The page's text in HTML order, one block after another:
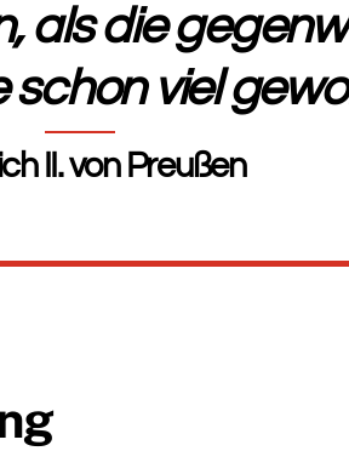
als die
viel
II. von Preußen